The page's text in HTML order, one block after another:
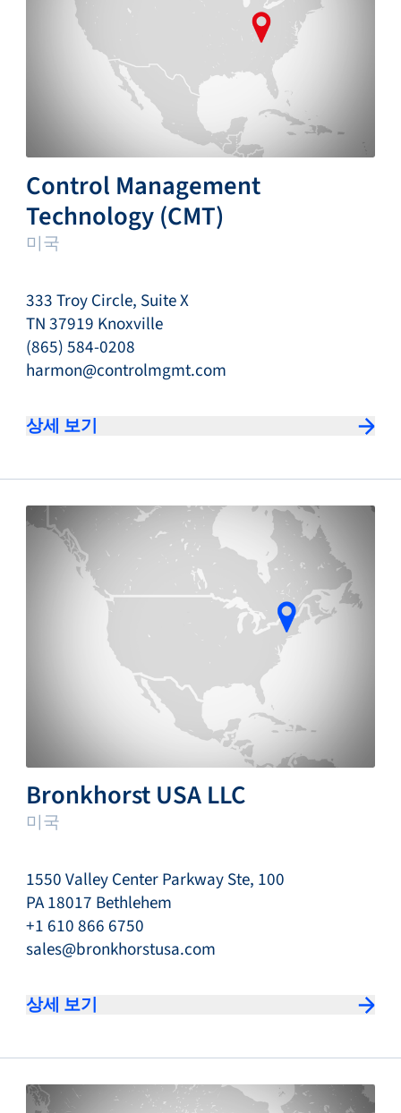
Control Management
Technology (CMT)
미국
333 Troy Circle, Suite X
TN 37919 Knoxville
(865) 584-0208
harmon@controlmgmt.com
상세 보기
Bronkhorst USA LLC
미국
1550 Valley Center Parkway Ste, 100
PA 18017 Bethlehem
+1 610 866 6750
sales@bronkhorstusa.com
상세 보기